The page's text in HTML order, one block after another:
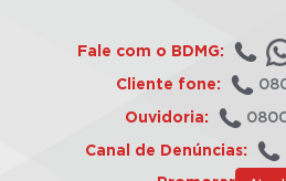
Fale com o BDMG:
Cliente fone:
Ouvidoria:
Canal de Denúncias: